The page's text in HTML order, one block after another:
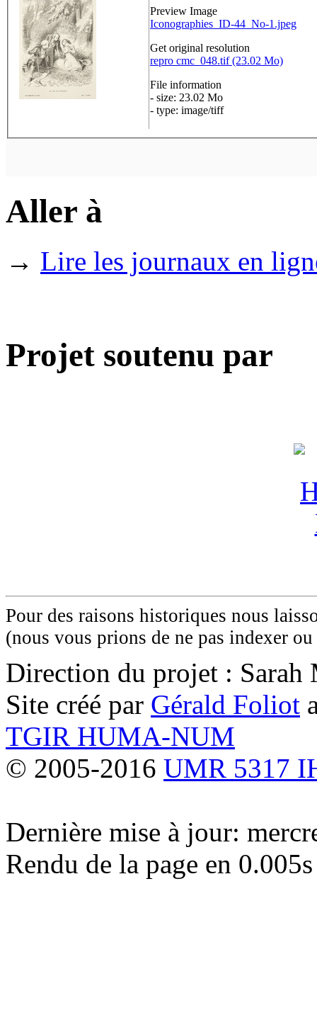
Preview Image
Iconographies_ID-44_No-1.jpeg
Get original resolution
repro cmc_048.tif (23.02 Mo)
File information
- size: 23.02 Mo
- type: image/tiff
Aller à
→ Lire les journaux en
Projet soutenu par
Pour des raisons historiques nous
(nous vous prions de ne pas indexer
Direction du projet : Sarah
Site créé par Gérald Foliot
TGIR HUMA-NUM
© 2005-2016 UMR 5317
Dernière mise à jour:
Rendu de la page en 0.005s